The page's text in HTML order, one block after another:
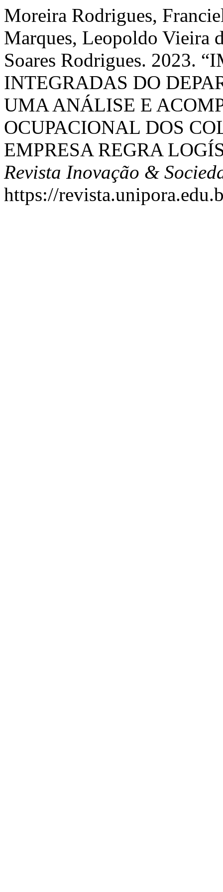
Moreira Rodrigues,
Marques, Leopoldo Vieira
Soares Rodrigues. 2023.
INTEGRADAS DO
UMA ANÁLISE E
OCUPACIONAL DOS
EMPRESA REGRA
Revista Inovação &
https://